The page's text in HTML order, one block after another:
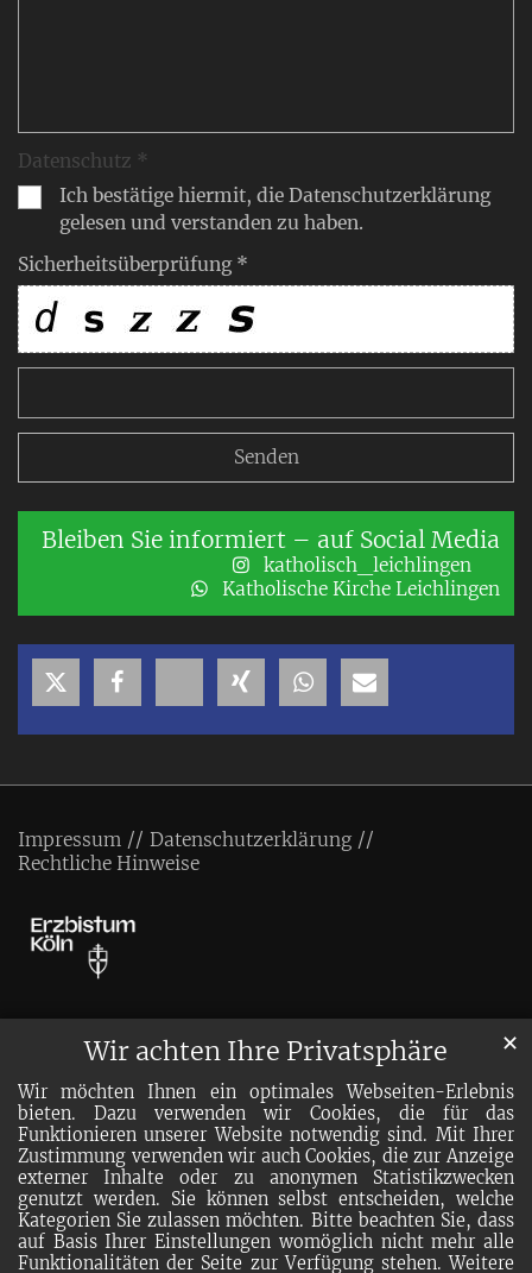
Wir achten Ihre Privatsphäre
Wir möchten Ihnen ein optimales Webseiten-Erlebnis
bieten. Dazu verwenden wir Cookies, die für das
Funktionieren unserer Website notwendig sind. Mit Ihrer
Zustimmung verwenden wir auch Cookies, die zur Anzeige
externer Inhalte oder zu anonymen Statistikzwecken
genutzt werden. Sie können selbst entscheiden, welche
Kategorien Sie zulassen möchten. Bitte beachten Sie, dass
auf Basis Ihrer Einstellungen womöglich nicht mehr alle
Funktionalitäten der Seite zur Verfügung stehen. Weitere
✕
Datenschutz *
Ich bestätige hiermit, die Datenschutzerklärung
gelesen und verstanden zu haben.
Sicherheitsüberprüfung *
Bleiben Sie informiert – auf Social Media
katholisch_leichlingen
Katholische Kirche Leichlingen
Impressum
Datenschutzerklärung
Rechtliche Hinweise